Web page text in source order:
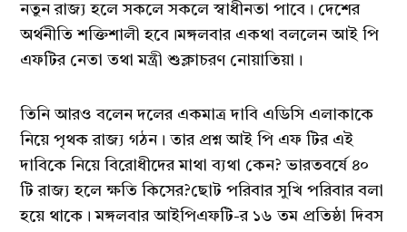
নতুন রাজ্য হলে সকলে সকলে স্বাধীনতা পাবে। দেশের
অর্থনীতি শক্তিশালী হবে।মঙ্গলবার একথা বললেন আই পি
এফটির নেতা তথা মন্ত্রী শুক্লাচরণ নোয়াতিয়া।
তিনি আরও বলেন দলের একমাত্র দাবি এডিসি এলাকাকে
নিয়ে পৃথক রাজ্য গঠন। তার প্রশ্ন আই পি এফ টির এই
দাবিকে নিয়ে বিরোধীদের মাথা ব্যথা কেন? ভারতবর্ষে ৪০
টি রাজ্য হলে ক্ষতি কিসের?ছোট পরিবার সুখি পরিবার বলা
হয়ে থাকে। মঙ্গলবার আইপিএফটি-র ১৬ তম প্রতিষ্ঠা দিবস